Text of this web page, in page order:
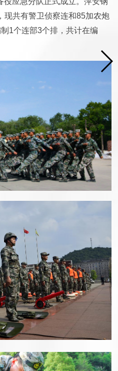
现共有警卫侦察连和85加农炮
1个连部3个排，共计在编